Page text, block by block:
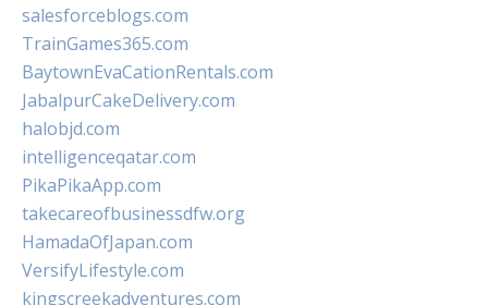
salesforceblogs.com
TrainGames365.com
BaytownEvaCationRentals.com
JabalpurCakeDelivery.com
halobjd.com
intelligenceqatar.com
PikaPikaApp.com
takecareofbusinessdfw.org
HamadaOfJapan.com
VersifyLifestyle.com
kingscreekadventures.com